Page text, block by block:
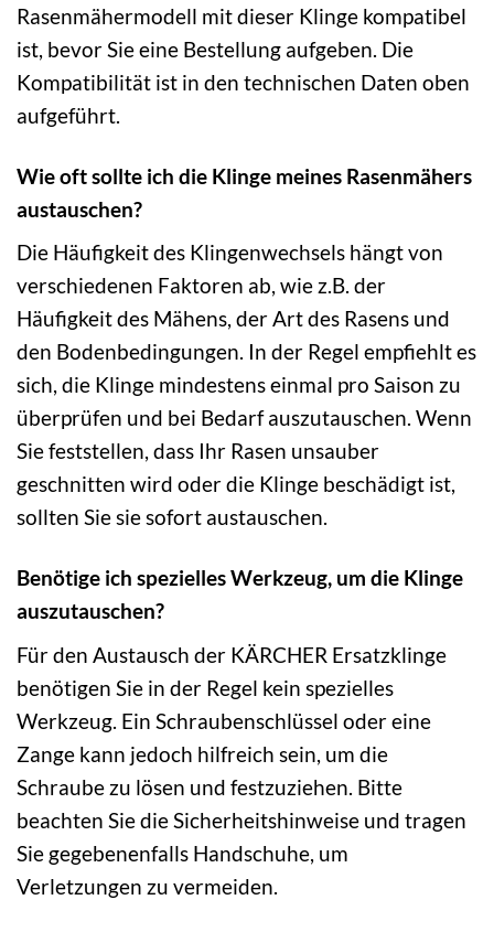
Rasenmähermodell mit dieser Klinge kompatibel
ist, bevor Sie eine Bestellung aufgeben. Die
Kompatibilität ist in den technischen Daten oben
aufgeführt.
Wie oft sollte ich die Klinge meines Rasenmähers
austauschen?
Die Häufigkeit des Klingenwechsels hängt von
verschiedenen Faktoren ab, wie z.B. der
Häufigkeit des Mähens, der Art des Rasens und
den Bodenbedingungen. In der Regel empfiehlt es
sich, die Klinge mindestens einmal pro Saison zu
überprüfen und bei Bedarf auszutauschen. Wenn
Sie feststellen, dass Ihr Rasen unsauber
geschnitten wird oder die Klinge beschädigt ist,
sollten Sie sie sofort austauschen.
Benötige ich spezielles Werkzeug, um die Klinge
auszutauschen?
Für den Austausch der KÄRCHER Ersatzklinge
benötigen Sie in der Regel kein spezielles
Werkzeug. Ein Schraubenschlüssel oder eine
Zange kann jedoch hilfreich sein, um die
Schraube zu lösen und festzuziehen. Bitte
beachten Sie die Sicherheitshinweise und tragen
Sie gegebenenfalls Handschuhe, um
Verletzungen zu vermeiden.